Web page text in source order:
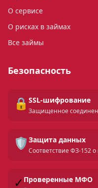
О сервисе
О рисках в займах
Все займы
Безопасность
🔒 SSL-шифрование
Защищенное
🛡️ Защита данных
Соответствие ФЗ-152
✓ Проверенные МФО